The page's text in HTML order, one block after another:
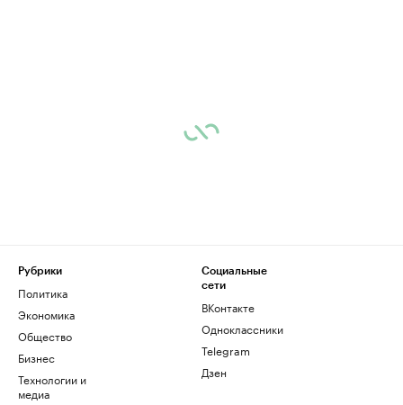
Рубрики
Политика
Экономика
Общество
Бизнес
Технологии и
медиа
Социальные
сети
ВКонтакте
Одноклассники
Telegram
Дзен